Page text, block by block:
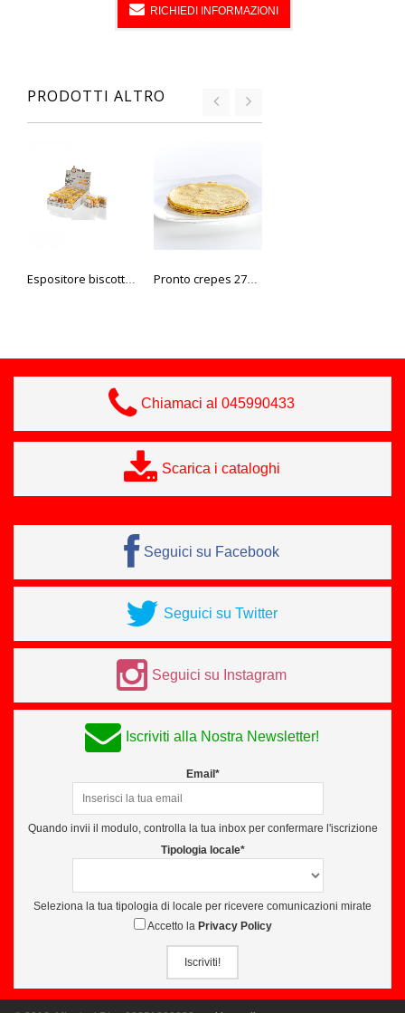
RICHIEDI INFORMAZIONI
PRODOTTI ALTRO
Espositore biscotti senza glutine Mario 35-40 gr. Pronto crepes 275 gr we love surg
Chiamaci al 045990433
Scarica i cataloghi
Seguici su Facebook
Seguici su Twitter
Seguici su Instagram
Iscriviti alla Nostra Newsletter!
Email*
Quando invii il modulo, controlla la tua inbox per confermare l'iscrizione
Tipologia locale*
Seleziona la tua tipologia di locale per ricevere comunicazioni mirate
Accetto la Privacy Policy
Iscriviti!